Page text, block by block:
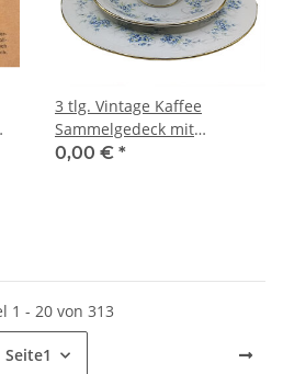
3 tlg. Vintage Kaffee
Sammelgedeck mit
Vergißmeinnicht
0,00 € *
1 - 20 von 313
Seite1